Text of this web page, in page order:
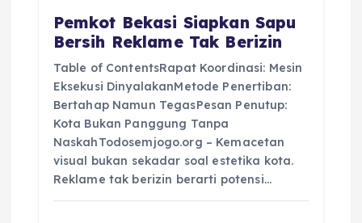
Pemkot Bekasi Siapkan Sapu
Bersih Reklame Tak Berizin
Table of ContentsRapat Koordinasi: Mesin
Eksekusi DinyalakanMetode Penertiban:
Bertahap Namun TegasPesan Penutup:
Kota Bukan Panggung Tanpa
NaskahTodosemjogo.org – Kemacetan
visual bukan sekadar soal estetika kota.
Reklame tak berizin berarti potensi…